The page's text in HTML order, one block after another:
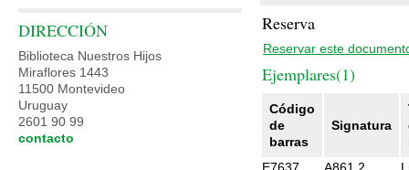
Reserva
Reservar este
Ejemplares(1)
Código
de
barras
Signatura
DIRECCIÓN
Biblioteca Nuestros Hijos
Miraflores 1443
11500 Montevideo
Uruguay
2601 90 99
contacto